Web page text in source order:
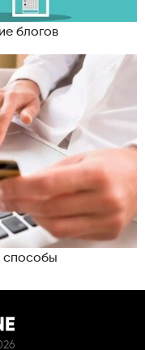
блогов
способы